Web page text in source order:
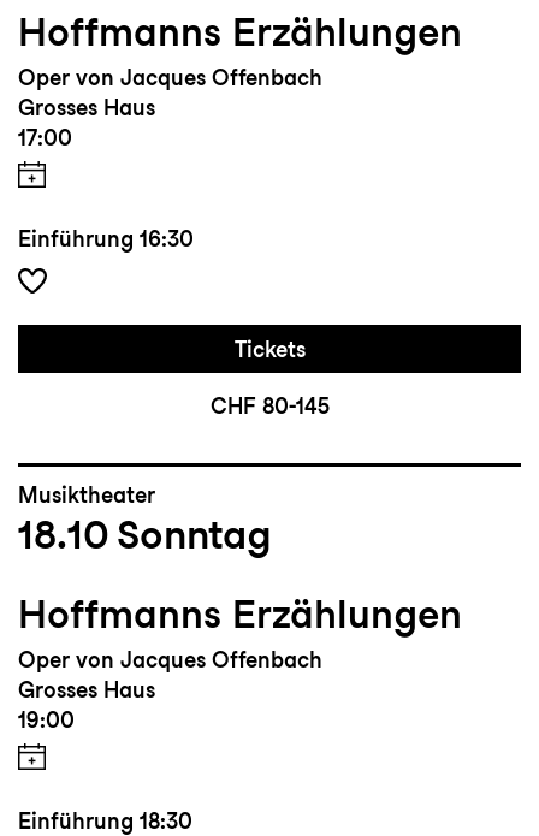
Hoffmanns Erzählungen
Oper von Jacques Offenbach
Grosses Haus
17:00
Einführung 16:30
Tickets
CHF 80-145
Musiktheater
18.10 Sonntag
Hoffmanns Erzählungen
Oper von Jacques Offenbach
Grosses Haus
19:00
Einführung 18:30